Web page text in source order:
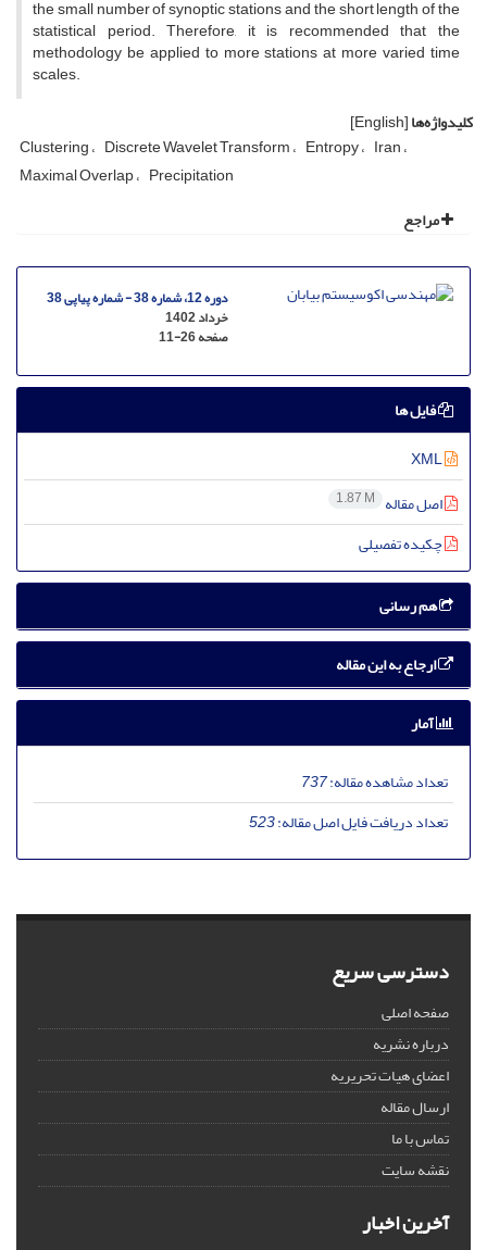
the small number of synoptic stations and the short length of the
statistical period. Therefore, it is recommended that the
methodology be applied to more stations at more varied time
scales.
کلیدواژه‌ها[English]
Clustering Discrete Wavelet Transform Entropy Iran
Maximal Overlap Precipitation
مراجع
دوره 12، شماره 38 - شماره پیاپی 38
خرداد 1402
صفحه11-26
فایل ها
اصل مقاله 1.87 M
چکیده تفصیلی
هم رسانی
ارجاع به این مقاله
آمار
تعداد مشاهده مقاله:737
تعداد دریافت فایل اصل مقاله:523
دسترسی سریع
صفحه اصلی
درباره نشریه
اعضای هیات تحریریه
ارسال مقاله
تماس با ما
نقشه سایت
آخرین اخبار